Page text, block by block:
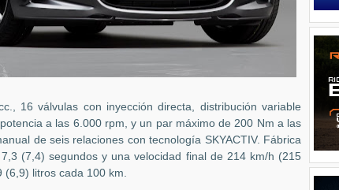
16 válvulas con inyección directa, distribución variable
a las 6.000 rpm, y un par máximo de 200 Nm a las
de seis relaciones con tecnología SKYACTIV. Fábrica
(7,4) segundos y una velocidad final de 214 km/h (215
(6,9) litros cada 100 km.